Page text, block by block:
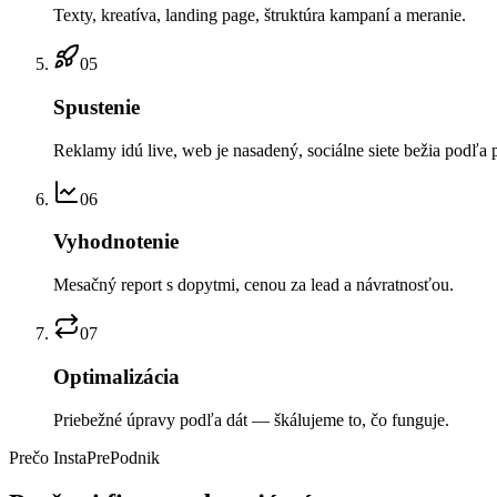
Texty, kreatíva, landing page, štruktúra kampaní a meranie.
05
Spustenie
Reklamy idú live, web je nasadený, sociálne siete bežia podľa
06
Vyhodnotenie
Mesačný report s dopytmi, cenou za lead a návratnosťou.
07
Optimalizácia
Priebežné úpravy podľa dát — škálujeme to, čo funguje.
Prečo InstaPrePodnik